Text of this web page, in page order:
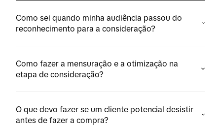
Como sei quando minha audiência passou do
reconhecimento para a consideração?
Como fazer a mensuração e a otimização na
etapa de consideração?
O que devo fazer se um cliente potencial desistir
antes de fazer a compra?